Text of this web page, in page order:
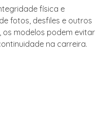
física e
fotos, desfiles e outros
modelos podem evitar
na carreira.